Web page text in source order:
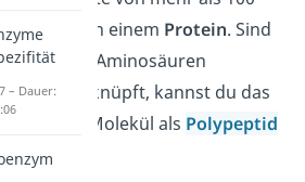
von einem Protein. Sind
oder mehr Aminosäuren
verknüpft, kannst du das
Molekül als Polypeptid
– Dauer: